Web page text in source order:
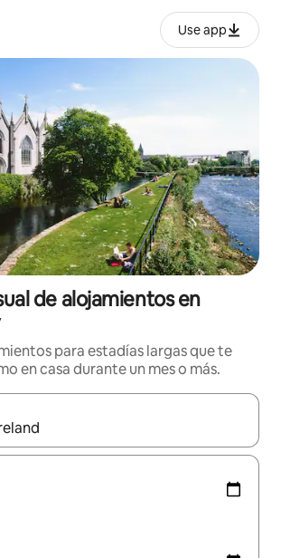
Use app
de alojamientos en
para estadías largas que te
en casa durante un mes o más.
estén disponibles, navega con las